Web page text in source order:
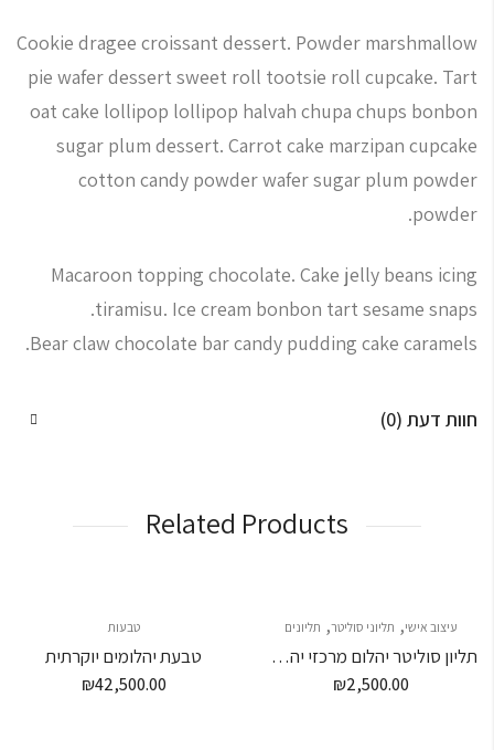
Cookie dragee croissant dessert. Powder marshmallow
pie wafer dessert sweet roll tootsie roll cupcake. Tart
oat cake lollipop lollipop halvah chupa chups bonbon
sugar plum dessert. Carrot cake marzipan cupcake
cotton candy powder wafer sugar plum powder
powder.
Macaroon topping chocolate. Cake jelly beans icing
tiramisu. Ice cream bonbon tart sesame snaps.
Bear claw chocolate bar candy pudding cake caramels.
חוות דעת (0)
Related Products
עיצוב אישי, תליוני סוליטר, תליונים
תליון סוליטר יהלום מרכזי יהלום שחור
₪2,500.00
טבעות
טבעת יהלומים יוקרתית
₪42,500.00